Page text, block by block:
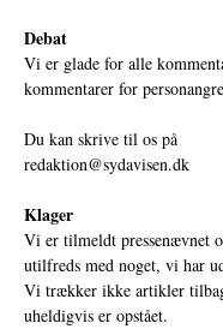
Debat
Vi er glade for alle
kommentarer for
Du kan skrive til os på
redaktion@sydavisen.dk
Klager
Vi er tilmeldt pressenævnet
utilfreds med noget, vi har
Vi trækker ikke artikler
uheldigvis er opstået.